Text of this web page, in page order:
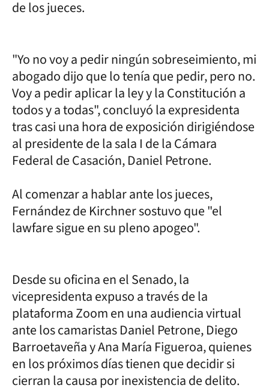
de los jueces.
"Yo no voy a pedir ningún sobreseimiento, mi
abogado dijo que lo tenía que pedir, pero no.
Voy a pedir aplicar la ley y la Constitución a
todos y a todas", concluyó la expresidenta
tras casi una hora de exposición dirigiéndose
al presidente de la sala I de la Cámara
Federal de Casación, Daniel Petrone.
Al comenzar a hablar ante los jueces,
Fernández de Kirchner sostuvo que "el
lawfare sigue en su pleno apogeo".
Desde su oficina en el Senado, la
vicepresidenta expuso a través de la
plataforma Zoom en una audiencia virtual
ante los camaristas Daniel Petrone, Diego
Barroetaveña y Ana María Figueroa, quienes
en los próximos días tienen que decidir si
cierran la causa por inexistencia de delito.